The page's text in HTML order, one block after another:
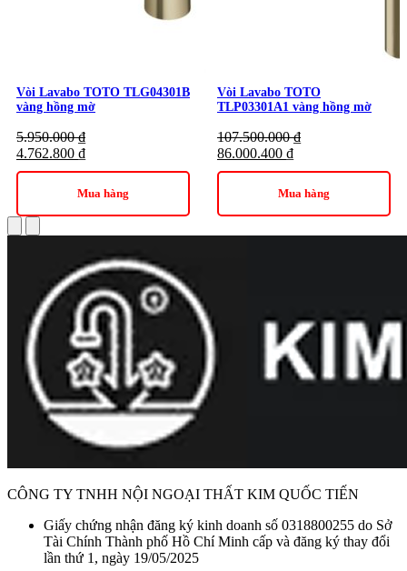
Tất cả những tính năng trên giúp sản phẩm Vòi Lavabo TOTO
TLG08305B#PBR Gật Gù Nóng Lạnh GC trở thành một lựa
chọn tuyệt vời cho cả hộ gia đình và các công trình công cộng,
mang lại sự tiện lợi, thoải mái và độ bền cho người sử dụng.
Kim Quốc Tiến
là một trong những đại lý phân phối sản phẩm
thiết bị vệ sinhTOTO chính hãng và uy tín tại Việt Nam.
Khách hàng có thể tìm thấy nhiều loại sản phẩm TOTO khác
nhau tại Kim Quốc Tiến, bao gồm bồn cầu, chậu rửa, vòi sen
và các thiết bị vệ sinh khác với nhiều mẫu mã và kiểu dáng
khác nhau.
Ngoài ra, Kim Quốc Tiến cũng có các chương trình khuyến
Vòi Lavabo TOTO TLG04301B
vàng hồng mờ
5.950.000₫
4.762.800 ₫
Mua hàng
Vòi Lavabo TOTO
TLP03301A1 vàng hồng mờ
107.500.000₫
86.000.400 ₫
Mua hàng
CÔNG TY TNHH NỘI NGOẠI THẤT KIM QUỐC TIẾN
Giấy chứng nhận đăng ký kinh doanh số 0318800255 do Sở
Tài Chính Thành phố Hồ Chí Minh cấp và đăng ký thay đổi
lần thứ 1, ngày 19/05/2025